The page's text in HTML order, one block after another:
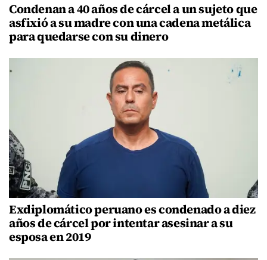
Condenan a 40 años de cárcel a un sujeto que
asfixió a su madre con una cadena metálica
para quedarse con su dinero
Exdiplomático peruano es condenado a diez
años de cárcel por intentar asesinar a su
esposa en 2019